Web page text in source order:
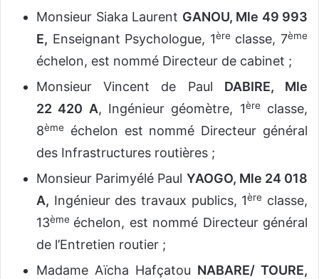
Monsieur Siaka Laurent GANOU, Mle 49 993
E, Enseignant Psychologue, 1ère classe, 7ème
échelon, est nommé Directeur de cabinet ;
Monsieur Vincent de Paul DABIRE, Mle
22 420 A, Ingénieur géomètre, 1ère
classe,
8ème
échelon est nommé Directeur général
des Infrastructures routières ;
Monsieur Parimyélé Paul YAOGO, Mle 24 018
A, Ingénieur des travaux publics, 1ère classe,
13ème échelon, est nommé Directeur général
de l’Entretien routier ;
Madame Aïcha Hafçatou NABARE/ TOURE,